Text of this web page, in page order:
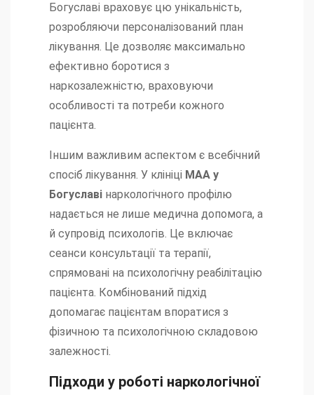
Богуславі враховує цю унікальність,
розробляючи персоналізований план
лікування. Це дозволяє максимально
ефективно боротися з
наркозалежністю, враховуючи
особливості та потреби кожного
пацієнта.
Іншим важливим аспектом є всебічний
спосіб лікування. У клініці МАА у
Богуславі наркологічного профілю
надається не лише медична допомога, а
й супровід психологів. Це включає
сеанси консультації та терапії,
спрямовані на психологічну реабілітацію
пацієнта. Комбінований підхід
допомагає пацієнтам впоратися з
фізичною та психологічною складовою
залежності.
Підходи у роботі наркологічної